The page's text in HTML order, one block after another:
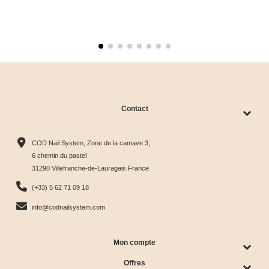
Contact
COD Nail System, Zone de la camave 3,
6 chemin du pastel
31290 Villefranche-de-Lauragais France
(+33) 5 62 71 09 18
info@codnailsystem.com
Mon compte
Offres